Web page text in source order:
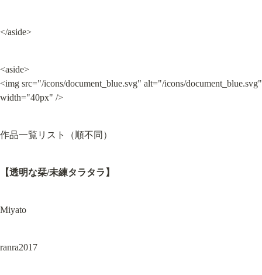
</aside>
<aside>
<img src="/icons/document_blue.svg" alt="/icons/document_blue.svg"
width="40px" />
作品一覧リスト（順不同）
【透明な栞/未練タラタラ】
Miyato
ranra2017